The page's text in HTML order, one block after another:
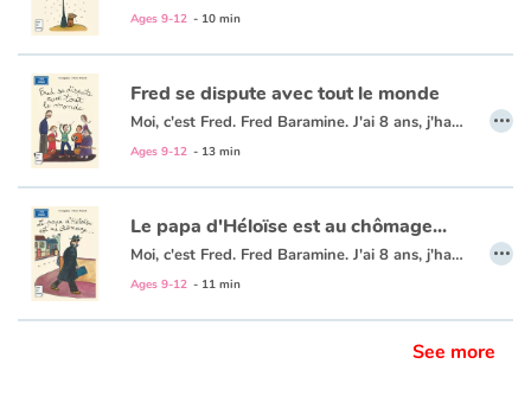
Ages 9-12 - 10 min
Fred se dispute avec tout le monde
Moi, c'est Fred. Fred Baramine. J'ai 8 ans, j'habite 7 rue Cénou. L'autre jour, j'ai passé une journée affreuse ! Tout a commencé à l'école, quand Mouloud, mon meilleur copain, a dit à la maîtresse que j'avais copié sur lui... Alors qu'on avait copié tous les deux ! À partir de ce moment, tout n'a fait qu'empirer...
Ages 9-12 - 13 min
…
Le papa d'Héloïse est au chômage...
Moi, c'est Fred. Fred Baramine. J'ai 8 ans, j'habite 7 rue Cénou. L'autre jour, j'ai entendu les parents d'Héloïse Crampon, ma voisine, se disputer. Le lendemain, j'ai surpris son papa dans l'escalier avec un imper à col relevé, un chapeau gris très enfoncé, et des lunettes noires, bizarre ! Je l'ai suivi jusqu'à un immeuble où était écrit : ANPE...
Ages 9-12 - 11 min
…
See more